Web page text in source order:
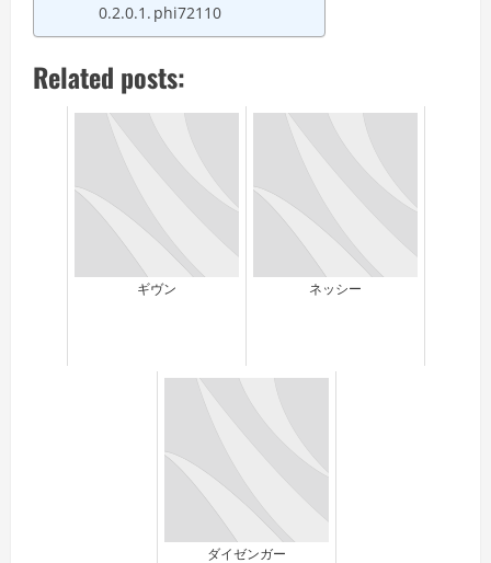
phi72110
Related posts:
ギヴン ネッシー
ダイゼンガー